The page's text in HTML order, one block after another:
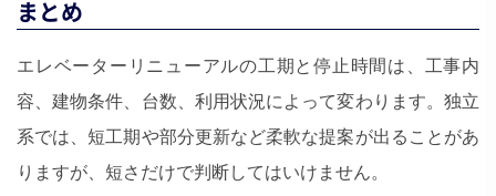
まとめ
エレベーターリニューアルの工期と停止時間は、工事内
容、建物条件、台数、利用状況によって変わります。独立
系では、短工期や部分更新など柔軟な提案が出ることがあ
りますが、短さだけで判断してはいけません。